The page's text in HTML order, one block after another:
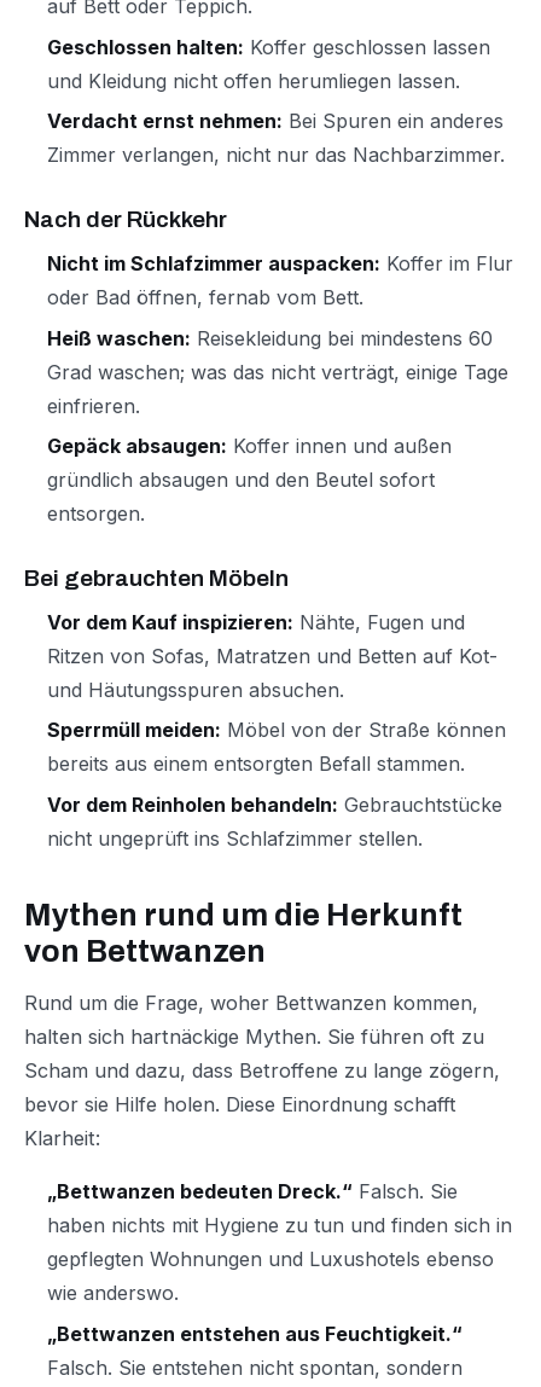
auf Bett oder Teppich.
Geschlossen halten: Koffer geschlossen lassen
und Kleidung nicht offen herumliegen lassen.
Verdacht ernst nehmen: Bei Spuren ein anderes
Zimmer verlangen, nicht nur das Nachbarzimmer.
Nach der Rückkehr
Nicht im Schlafzimmer auspacken: Koffer im Flur
oder Bad öffnen, fernab vom Bett.
Heiß waschen: Reisekleidung bei mindestens 60
Grad waschen; was das nicht verträgt, einige Tage
einfrieren.
Gepäck absaugen: Koffer innen und außen
gründlich absaugen und den Beutel sofort
entsorgen.
Bei gebrauchten Möbeln
Vor dem Kauf inspizieren: Nähte, Fugen und
Ritzen von Sofas, Matratzen und Betten auf Kot-
und Häutungsspuren absuchen.
Sperrmüll meiden: Möbel von der Straße können
bereits aus einem entsorgten Befall stammen.
Vor dem Reinholen behandeln: Gebrauchtstücke
nicht ungeprüft ins Schlafzimmer stellen.
Mythen rund um die Herkunft
von Bettwanzen
Rund um die Frage, woher Bettwanzen kommen,
halten sich hartnäckige Mythen. Sie führen oft zu
Scham und dazu, dass Betroffene zu lange zögern,
bevor sie Hilfe holen. Diese Einordnung schafft
Klarheit:
„Bettwanzen bedeuten Dreck.“ Falsch. Sie
haben nichts mit Hygiene zu tun und finden sich in
gepflegten Wohnungen und Luxushotels ebenso
wie anderswo.
„Bettwanzen entstehen aus Feuchtigkeit.“
Falsch. Sie entstehen nicht spontan, sondern